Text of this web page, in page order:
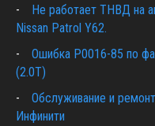
Не работает ТНВД на
Nissan Patrol Y62.
Ошибка P0016-85 по
(2.0T)
Обслуживание и
Инфинити